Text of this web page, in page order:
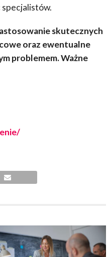
specjalistów.
skutecznych
oraz ewentualne
problemem. Ważne